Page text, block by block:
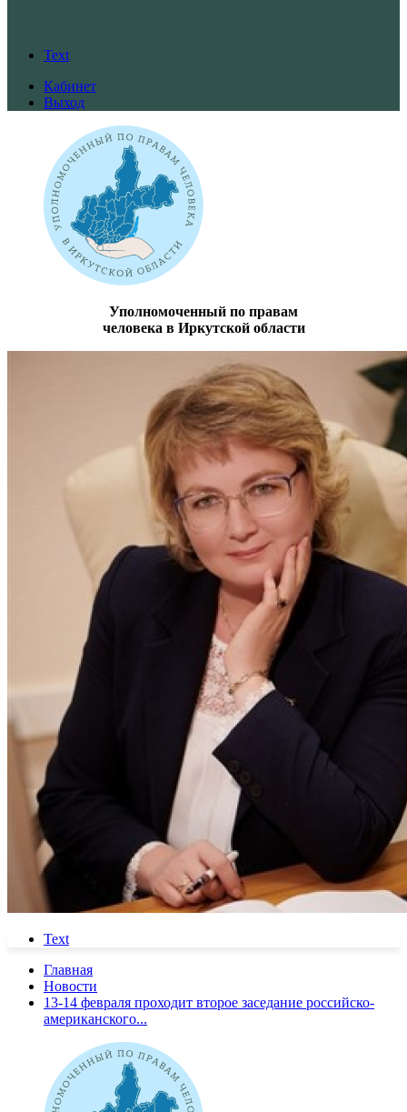
Text
Кабинет
Выход
Уполномоченный по правам
человека в Иркутской области
Text
Главная
Новости
13-14 февраля проходит второе заседание российско-
американского...